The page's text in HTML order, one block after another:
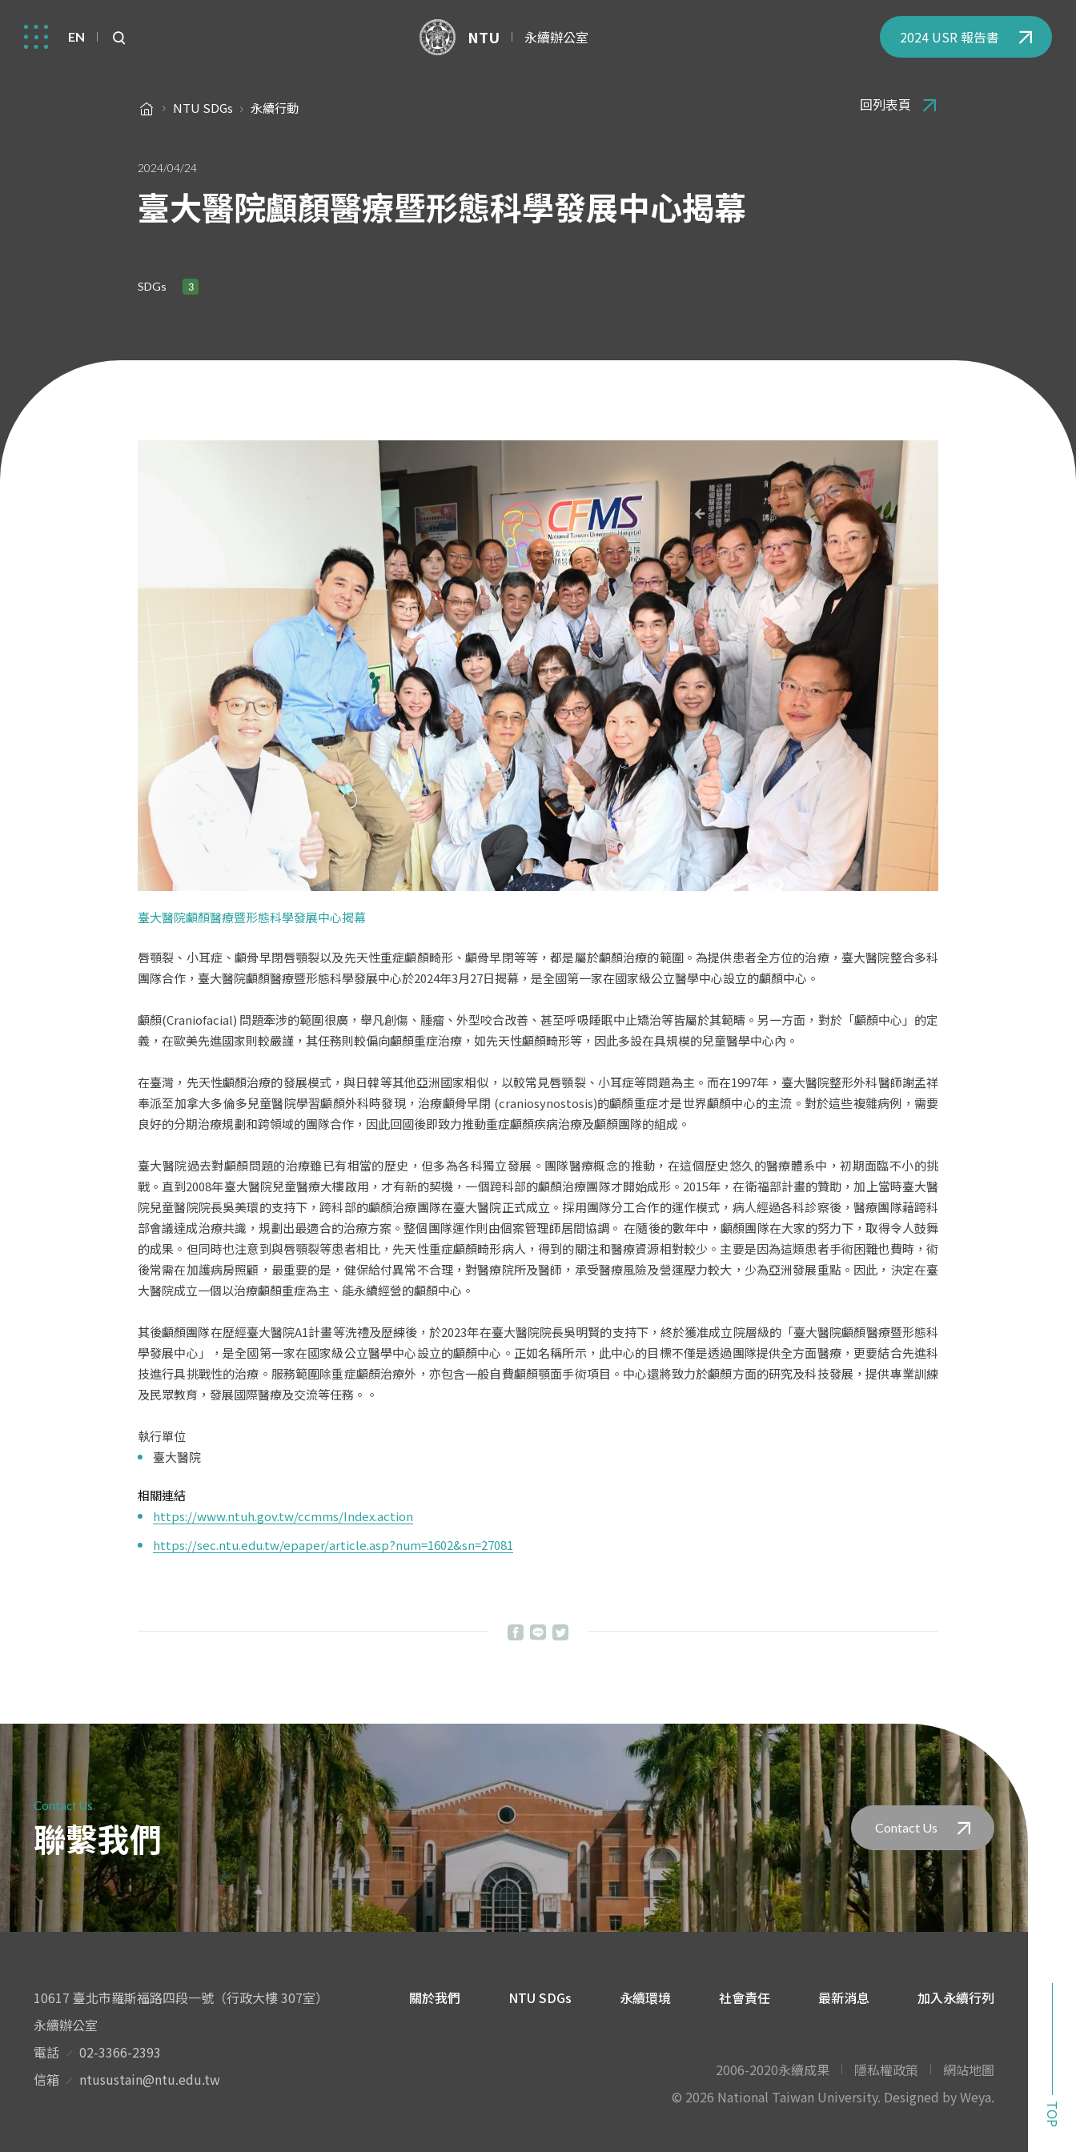
EN NTU 永續辦公室 2024 USR 報告書
NTU SDGs 永續行動 回列表頁
2024/04/24
臺大醫院顱顏醫療暨形態科學發展中心揭幕
SDGs
臺大醫院顱顏醫療暨形態科學發展中心揭幕
唇顎裂、小耳症、顱骨早閉唇顎裂以及先天性重症顱顏畸形、顱骨早閉等等，都是屬於顱顏治療的範圍。為提供患者全方位的治療，臺大醫院整合多科
團隊合作，臺大醫院顱顏醫療暨形態科學發展中心於2024年3月27日揭幕，是全國第一家在國家級公立醫學中心設立的顱顏中心。
顱顏(Craniofacial) 問題牽涉的範圍很廣，舉凡創傷、腫瘤、外型咬合改善、甚至呼吸睡眠中止矯治等皆屬於其範疇。另一方面，對於「顱顏中心」的定
義，在歐美先進國家則較嚴謹，其任務則較偏向顱顏重症治療，如先天性顱顏畸形等，因此多設在具規模的兒童醫學中心內。
在臺灣，先天性顱顏治療的發展模式，與日韓等其他亞洲國家相似，以較常見唇顎裂、小耳症等問題為主。而在1997年，臺大醫院整形外科醫師謝孟祥
奉派至加拿大多倫多兒童醫院學習顱顏外科時發現，治療顱骨早閉 (craniosynostosis)的顱顏重症才是世界顱顏中心的主流。對於這些複雜病例，需要
良好的分期治療規劃和跨領域的團隊合作，因此回國後即致力推動重症顱顏疾病治療及顱顏團隊的組成。
臺大醫院過去對顱顏問題的治療雖已有相當的歷史，但多為各科獨立發展。團隊醫療概念的推動，在這個歷史悠久的醫療體系中，初期面臨不小的挑
戰。直到2008年臺大醫院兒童醫療大樓啟用，才有新的契機，一個跨科部的顱顏治療團隊才開始成形。2015年，在衛福部計畫的贊助，加上當時臺大醫
院兒童醫院院長吳美環的支持下，跨科部的顱顏治療團隊在臺大醫院正式成立。採用團隊分工合作的運作模式，病人經過各科診察後，醫療團隊藉跨科
部會議達成治療共識，規劃出最適合的治療方案。整個團隊運作則由個案管理師居間協調。 在隨後的數年中，顱顏團隊在大家的努力下，取得令人鼓舞
的成果。但同時也注意到與唇顎裂等患者相比，先天性重症顱顏畸形病人，得到的關注和醫療資源相對較少。主要是因為這類患者手術困難也費時，術
後常需在加護病房照顧，最重要的是，健保給付異常不合理，對醫療院所及醫師，承受醫療風險及營運壓力較大，少為亞洲發展重點。因此，決定在臺
大醫院成立一個以治療顱顏重症為主、能永續經營的顱顏中心。
其後顱顏團隊在歷經臺大醫院A1計畫等洗禮及歷練後，於2023年在臺大醫院院長吳明賢的支持下，終於獲准成立院層級的「臺大醫院顱顏醫療暨形態科
學發展中心」，是全國第一家在國家級公立醫學中心設立的顱顏中心。正如名稱所示，此中心的目標不僅是透過團隊提供全方面醫療，更要結合先進科
技進行具挑戰性的治療。服務範圍除重症顱顏治療外，亦包含一般自費顱顏顎面手術項目。中心還將致力於顱顏方面的研究及科技發展，提供專業訓練
及民眾教育，發展國際醫療及交流等任務。。
執行單位
臺大醫院
相關連結
https://www.ntuh.gov.tw/ccmms/Index.action
https://sec.ntu.edu.tw/epaper/article.asp?num=1602&sn=27081
Contact Us
聯繫我們 Contact Us
10617 臺北市羅斯福路四段一號（行政大樓 307室）
永續辦公室
電話
02-3366-2393
信箱
ntusustain@ntu.edu.tw
關於我們 NTU SDGs 永續環境 社會責任 最新消息 加入永續行列
2006-2020永續成果 隱私權政策
網站地圖
© 2026 National Taiwan University. Designed by Weya.
TOP